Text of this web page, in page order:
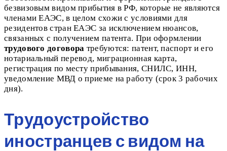
безвизовым видом прибытия в РФ, которые не являются
членами ЕАЭС, в целом схожи с условиями для
резидентов стран ЕАЭС за исключением нюансов,
связанных с получением патента. При оформлении
трудового договора требуются: патент, паспорт и его
нотариальный перевод, миграционная карта,
регистрация по месту прибывания, СНИЛС, ИНН,
уведомление МВД о приеме на работу (срок 3 рабочих
дня).
Трудоустройство
иностранцев с видом на